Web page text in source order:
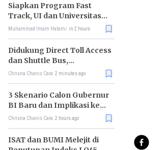
Siapkan Program Fast
Track, UI dan Universitas
Agung Podomoro Jalin
Muhammad Imam Hatami in 2 hours
Didukung Direct Toll Access
dan Shuttle Bus,
Paramount Petals Kian
Chrisna Chanis Cara 2 minutes ago
3 Skenario Calon Gubernur
BI Baru dan Implikasi ke
Pasar
Chrisna Chanis Cara 2 hours ago
ISAT dan BUMI Melejit di